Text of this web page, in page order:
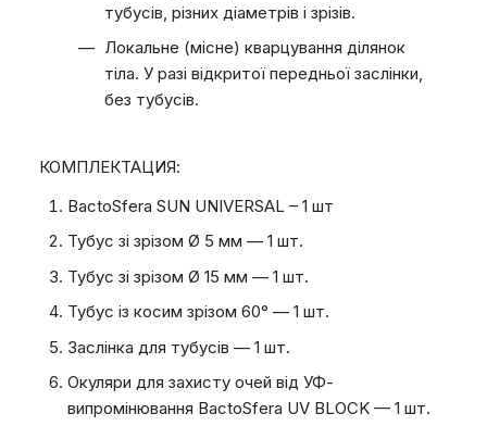
тубусів, різних діаметрів і зрізів.
Локальне (місне) кварцування ділянок
тіла. У разі відкритої передньої заслінки,
без тубусів.
КОМПЛЕКТАЦИЯ:
BactoSfera SUN UNIVERSAL – 1 шт
Тубус зі зрізом Ø 5 мм — 1 шт.
Тубус зі зрізом Ø 15 мм — 1 шт.
Тубус із косим зрізом 60° — 1 шт.
Заслінка для тубусів — 1 шт.
Окуляри для захисту очей від УФ-
випромінювання BactoSfera UV BLOCK — 1 шт.